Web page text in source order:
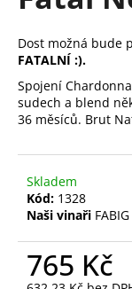
z
5
hvězdiček.
Dost možná bude
FATALNÍ :).
Spojení
sudech a blend
36 měsíců. Brut
Skladem
Kód: 1328
Naši vinaři FABIG
765 Kč
í
?
D
p